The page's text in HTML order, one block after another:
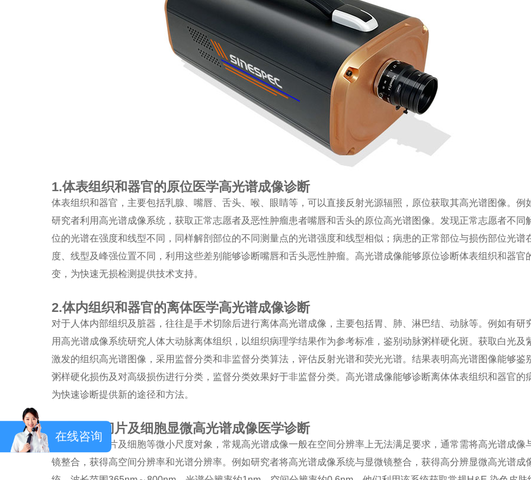
1.体表组织和器官的原位医学高光谱成像诊断
体表组织和器官，主要包括乳腺、嘴唇、舌头、喉、眼睛等，可以直接反射光源辐照，原位获取其高光谱图像。例
研究者利用高光谱成像系统，获取正常志愿者及恶性肿瘤患者嘴唇和舌头的原位高光谱图像。发现正常志愿者不同
位的光谱在强度和线型不同，同样解剖部位的不同测量点的光谱强度和线型相似；病患的正常部位与损伤部位光谱
度、线型及峰强位置不同，利用这些差别能够诊断嘴唇和舌头恶性肿瘤。高光谱成像能够原位诊断体表组织和器官
变，为快速无损检测提供技术支持。
2.体内组织和器官的离体医学高光谱成像诊断
对于人体内部组织及脏器，往往是手术切除后进行离体高光谱成像，主要包括胃、肺、淋巴结、动脉等。例如有研
用高光谱成像系统研究人体大动脉离体组织，以组织病理学结果作为参考标准，鉴别动脉粥样硬化斑。获取白光及
激发的组织高光谱图像，采用监督分类和非监督分类算法，评估反射光谱和荧光光谱。结果表明高光谱图像能够鉴
粥样硬化损伤及对高级损伤进行分类，监督分类效果好于非监督分类。高光谱成像能够诊断离体体表组织和器官的
为快速诊断提供新的途径和方法。
3.病理学切片及细胞显微高光谱成像医学诊断
对于病理学切片及细胞等微小尺度对象，常规高光谱成像一般在空间分辨率上无法满足要求，通常需将高光谱成像
镜整合，获得高空间分辨率和光谱分辨率。例如研究者将高光谱成像系统与显微镜整合，获得高分辨显微高光谱成
在线咨询